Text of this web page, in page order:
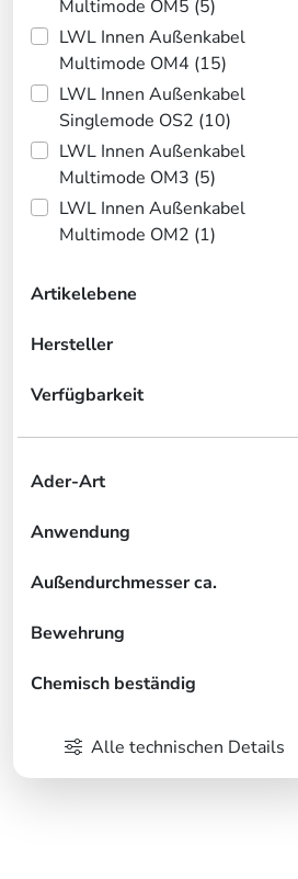
Multimode OM5 (5)
LWL Innen Außenkabel
Multimode OM4 (15)
LWL Innen Außenkabel
Singlemode OS2 (10)
LWL Innen Außenkabel
Multimode OM3 (5)
LWL Innen Außenkabel
Multimode OM2 (1)
Artikelebene
Hersteller
Verfügbarkeit
Ader-Art
Anwendung
Außendurchmesser ca.
Bewehrung
Chemisch beständig
Alle technischen Details